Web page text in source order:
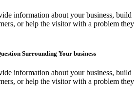
information about your business, build
or help the visitor with a problem they
Surrounding Your business
information about your business, build
or help the visitor with a problem they